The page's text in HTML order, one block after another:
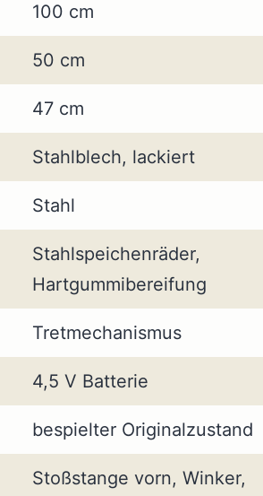
100 cm
50 cm
47 cm
Stahlblech, lackiert
Stahl
Stahlspeichenräder,
Hartgummibereifung
Tretmechanismus
4,5 V Batterie
bespielter Originalzustand
Stoßstange vorn, Winker,